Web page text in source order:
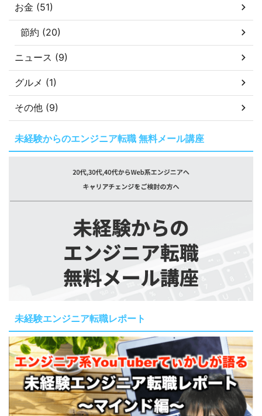
お金 (51)
節約 (20)
ニュース (9)
グルメ (1)
その他 (9)
未経験からのエンジニア転職 無料メール講座
未経験エンジニア転職レポート